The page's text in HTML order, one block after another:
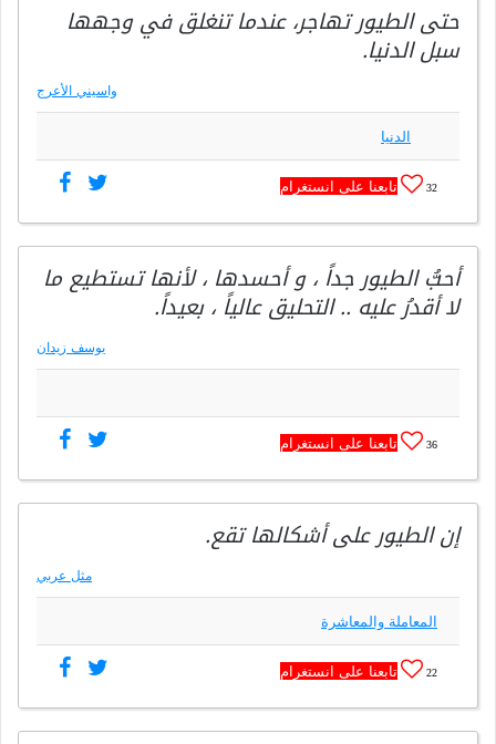
حتى الطيور تهاجر، عندما تنغلق في وجهها
سبل الدنيا.
واسيني الأعرج
الدنيا
32 تابعنا على انستغرام
أحبُّ الطيور جداً ، و أحسدها ، لأنها تستطيع ما
لا أقدرُ عليه .. التحليق عالياً ، بعيداً.
يوسف زيدان
36 تابعنا على انستغرام
إن الطيور على أشكالها تقع.
مثل عربي
المعاملة والمعاشرة
22 تابعنا على انستغرام